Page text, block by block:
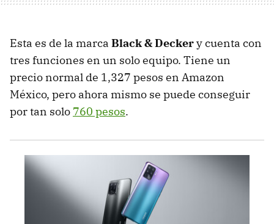
Esta es de la marca Black & Deckery cuenta con
tres funciones en un solo equipo. Tiene un
precio normal de 1,327 pesos en Amazon
México, pero ahora mismo se puede conseguir
por tan solo 760 pesos.